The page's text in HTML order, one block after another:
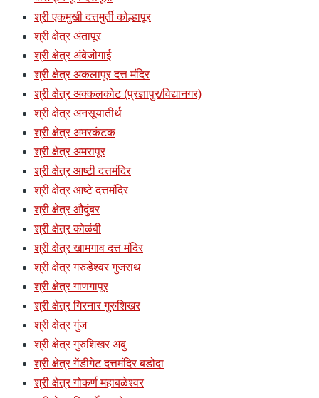
श्री एकमुखी दत्तमुर्ती कोल्हापूर
श्री क्षेत्र अंतापूर
श्री क्षेत्र अंबेजोगाई
श्री क्षेत्र अकलापूर दत्त मंदिर
श्री क्षेत्र अक्कलकोट (प्रज्ञापुर/विद्यानगर)
श्री क्षेत्र अनसूयातीर्थ
श्री क्षेत्र अमरकंटक
श्री क्षेत्र अमरापूर
श्री क्षेत्र आष्टी दत्तमंदिर
श्री क्षेत्र आष्टे दत्तमंदिर
श्री क्षेत्र औदुंबर
श्री क्षेत्र कोळंबी
श्री क्षेत्र खामगाव दत्त मंदिर
श्री क्षेत्र गरुडेश्वर गुजराथ
श्री क्षेत्र गाणगापूर
श्री क्षेत्र गिरनार गुरुशिखर
श्री क्षेत्र गुंज
श्री क्षेत्र गुरुशिखर अबु
श्री क्षेत्र गेंडीगेट दत्तमंदिर बडोदा
श्री क्षेत्र गोकर्ण महाबळेश्वर